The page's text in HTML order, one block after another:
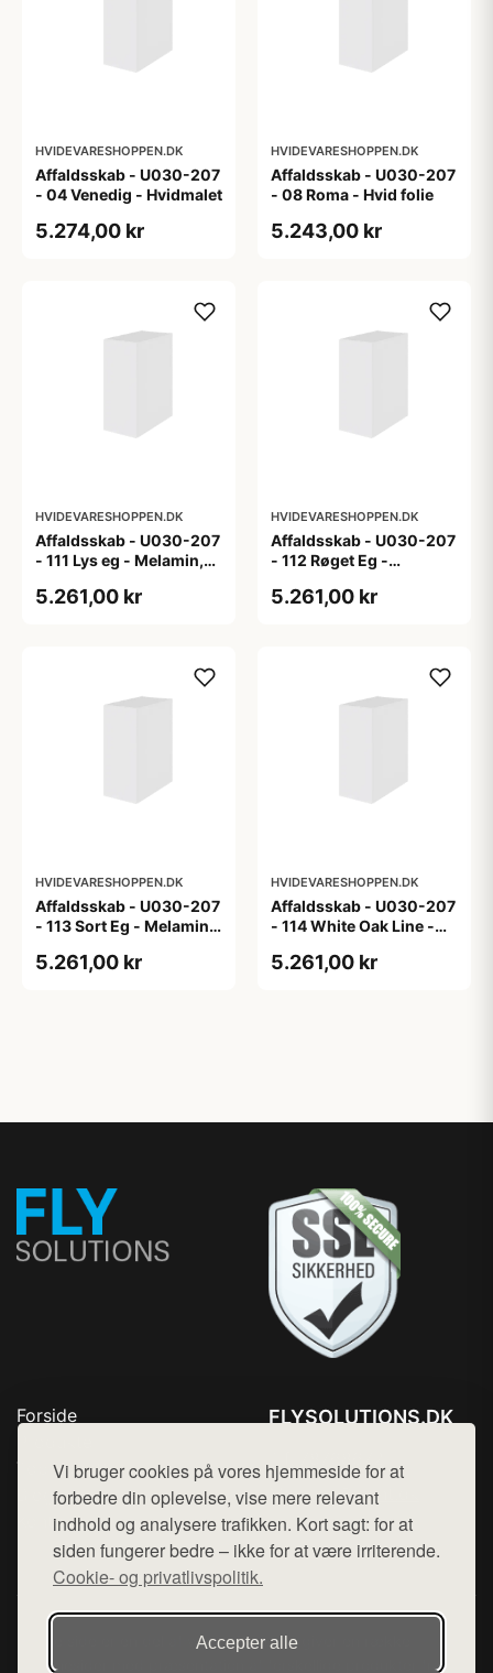
Vi bruger cookies på vores hjemmeside for at
forbedre din oplevelse, vise mere relevant
indhold og analysere trafikken. Kort sagt: for at
siden fungerer bedre – ikke for at være irriterende.
Cookie- og privatlivspolitik.
Accepter alle
HVIDEVARESHOPPEN.DK
Affaldsskab - U030-207
- 04 Venedig - Hvidmalet
5.274,00 kr
HVIDEVARESHOPPEN.DK
Affaldsskab - U030-207
- 08 Roma - Hvid folie
5.243,00 kr
HVIDEVARESHOPPEN.DK
Affaldsskab - U030-207
- 111 Lys eg - Melamin,
5.261,00 kr
HVIDEVARESHOPPEN.DK
Affaldsskab - U030-207
- 112 Røget Eg -
5.261,00 kr
HVIDEVARESHOPPEN.DK
Affaldsskab - U030-207
- 113 Sort Eg - Melamin,
5.261,00 kr
HVIDEVARESHOPPEN.DK
Affaldsskab - U030-207
- 114 White Oak Line -
5.261,00 kr
Forside
Top Rabatter
Blog
Kontakt
FLYSOLUTIONS.DK
Mail: hej@want.dk
Cookie- og privatlivspolitik
Denne side er en del af want.dk, der udgiver en række
hjemmesider med præsentation af forskellige produkter fra